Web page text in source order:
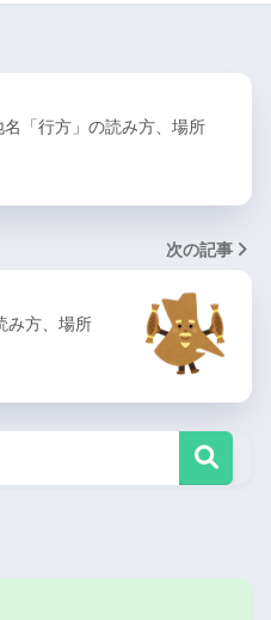
「行方」の読み方、場所
次の記事
み方、場所